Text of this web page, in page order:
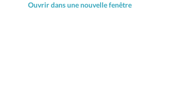
Ouvrir dans une nouvelle fenêtre